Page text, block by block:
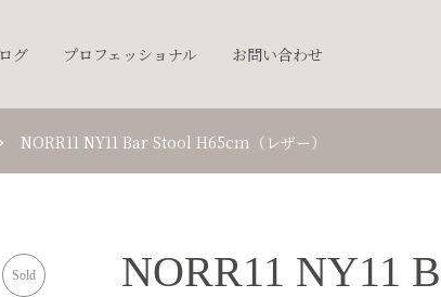
グ プロフェッショナル お問い合わせ
NORR11 NY11 Bar Stool H65cm（レザー）
Sold
NORR11 NY11